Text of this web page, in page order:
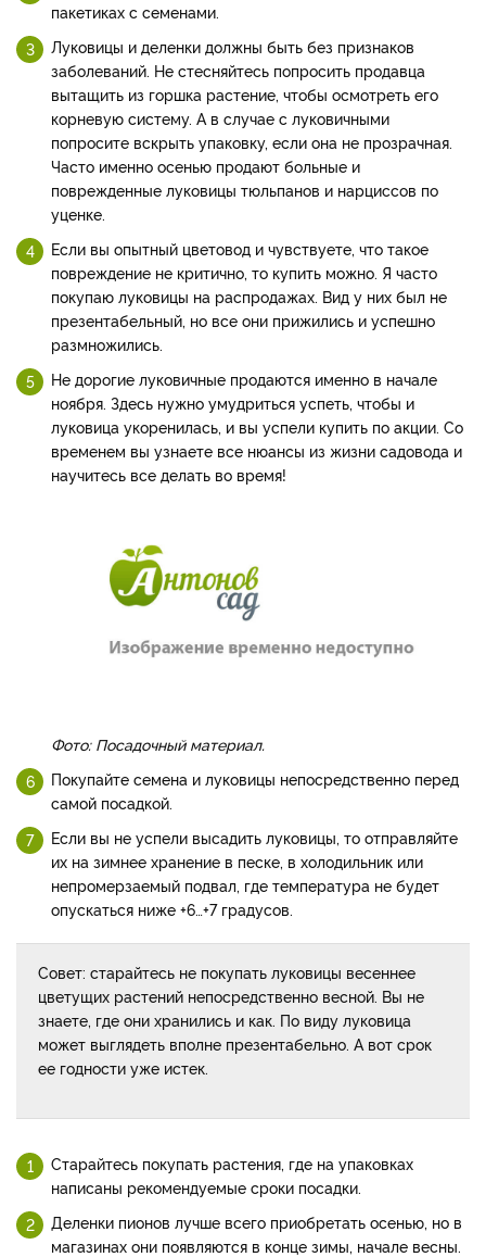
пакетиках с семенами.
Луковицы и деленки должны быть без признаков
заболеваний. Не стесняйтесь попросить продавца
вытащить из горшка растение, чтобы осмотреть его
корневую систему. А в случае с луковичными
попросите вскрыть упаковку, если она не прозрачная.
Часто именно осенью продают больные и
поврежденные луковицы тюльпанов и нарциссов по
уценке.
Если вы опытный цветовод и чувствуете, что такое
повреждение не критично, то купить можно. Я часто
покупаю луковицы на распродажах. Вид у них был не
презентабельный, но все они прижились и успешно
размножились.
Не дорогие луковичные продаются именно в начале
ноября. Здесь нужно умудриться успеть, чтобы и
луковица укоренилась, и вы успели купить по акции. Со
временем вы узнаете все нюансы из жизни садовода и
научитесь все делать во время!
Фото: Посадочный материал.
Покупайте семена и луковицы непосредственно перед
самой посадкой.
Если вы не успели высадить луковицы, то отправляйте
их на зимнее хранение в песке, в холодильник или
непромерзаемый подвал, где температура не будет
опускаться ниже +6…+7 градусов.
Совет: старайтесь не покупать луковицы весеннее
цветущих растений непосредственно весной. Вы не
знаете, где они хранились и как. По виду луковица
может выглядеть вполне презентабельно. А вот срок
ее годности уже истек.
Старайтесь покупать растения, где на упаковках
написаны рекомендуемые сроки посадки.
Деленки пионов лучше всего приобретать осенью, но в
магазинах они появляются в конце зимы, начале весны.